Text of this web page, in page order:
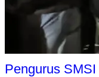
Pengurus